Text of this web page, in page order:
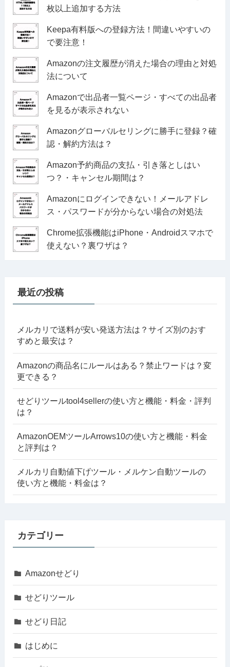
枚以上追加する方法
Keepa有料版への登録方法！間違いやすいの
で要注意！
Amazonの注文履歴が消えた場合の理由と対処
法について
Amazonで出品者一覧ページ・すべての出品者
を見るが表示されない
Amazonグローバルセリングに勝手に登録？確
認・解約方法は？
Amazon予約商品の支払・引き落としはい
つ？・キャンセル期間は？
Amazonにログインできない！メールアドレ
ス・パスワードが分からない場合の対処法
Chrome拡張機能はiPhone・Androidスマホで
使えない？裏ワザは？
最近の投稿
メルカリで送料が安い発送方法は？サイズ別のおす
すめと最安は？
Amazonの商品名にルールはある？禁止ワードは？変
更できる？
せどりツールtool4sellerの使い方と機能・料金・評判
は？
AmazonOEMツールArrows10の使い方と機能・料金
と評判は？
メルカリ自動値下げツール・メルケン自動ツールの
使い方と機能・料金は？
カテゴリー
Amazonせどり
せどりツール
せどり日記
はじめに